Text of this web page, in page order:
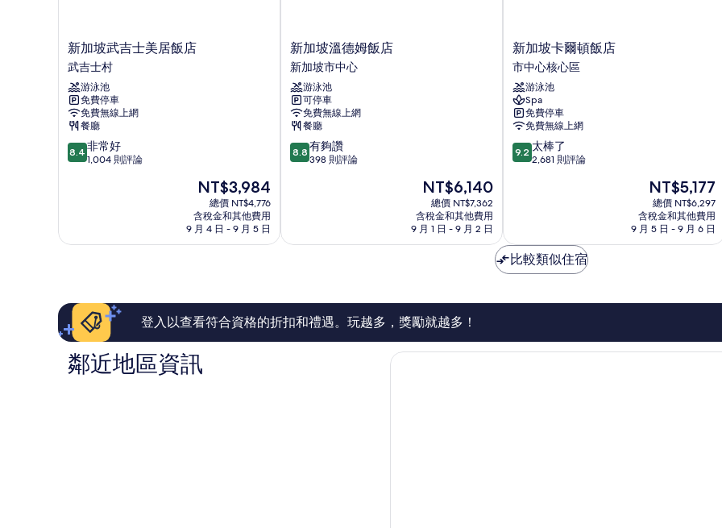
新
加
坡
武
吉
士
美
居
飯
新加坡武吉士美居飯店
武吉士村
游泳池
免費停車
免費無線上網
餐廳
8.4
分，
常
評
8.4 非常好
1,004 則評論
現
價
格
為
NT$3,984
總價 NT$4,776
含稅金和其他費用
9 月 4 日 - 9 月 5 日
新
加
坡
溫
德
姆
飯
店
新
新加坡溫德姆飯店
新加坡市中心
游泳池
可停車
免費無線上網
餐廳
8.8
分，
夠
評
論
8.8 有夠讚
398 則評論
現
在
價
格
為
NT$6,140
總價 NT$7,362
含稅金和其他費用
9 月 1 日 - 9 月 2 日
新
加
坡
卡
爾
頓
飯
店
市
新加坡卡爾頓飯店
市中心核心區
游泳池
Spa
免費停車
免費無線上網
9.2
分，
棒
了，
2,681
評
9.2 太棒了
2,681 則評論
現
在
價
格
為
NT$5,177
總價 NT$6,297
含稅金和其他費用
9 月 5 日 - 9 月 6 日
比較類似住宿
登入以查看符合資格的折扣和禮遇。玩越多，獎勵就越多！
鄰近地區資訊